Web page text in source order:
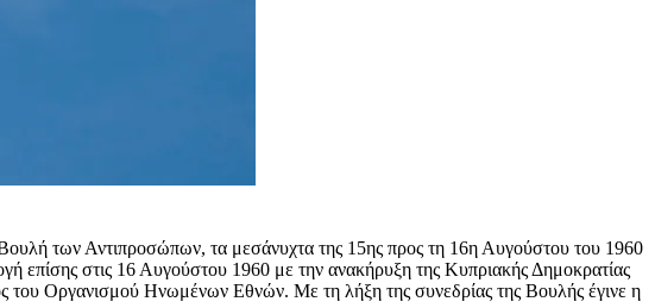
των Αντιπροσώπων, τα μεσάνυχτα της 15ης προς τη 16η Αυγούστου του 1960
επίσης στις 16 Αυγούστου 1960 με την ανακήρυξη της Κυπριακής Δημοκρατίας
του Οργανισμού Ηνωμένων Εθνών. Με τη λήξη της συνεδρίας της Βουλής έγινε η